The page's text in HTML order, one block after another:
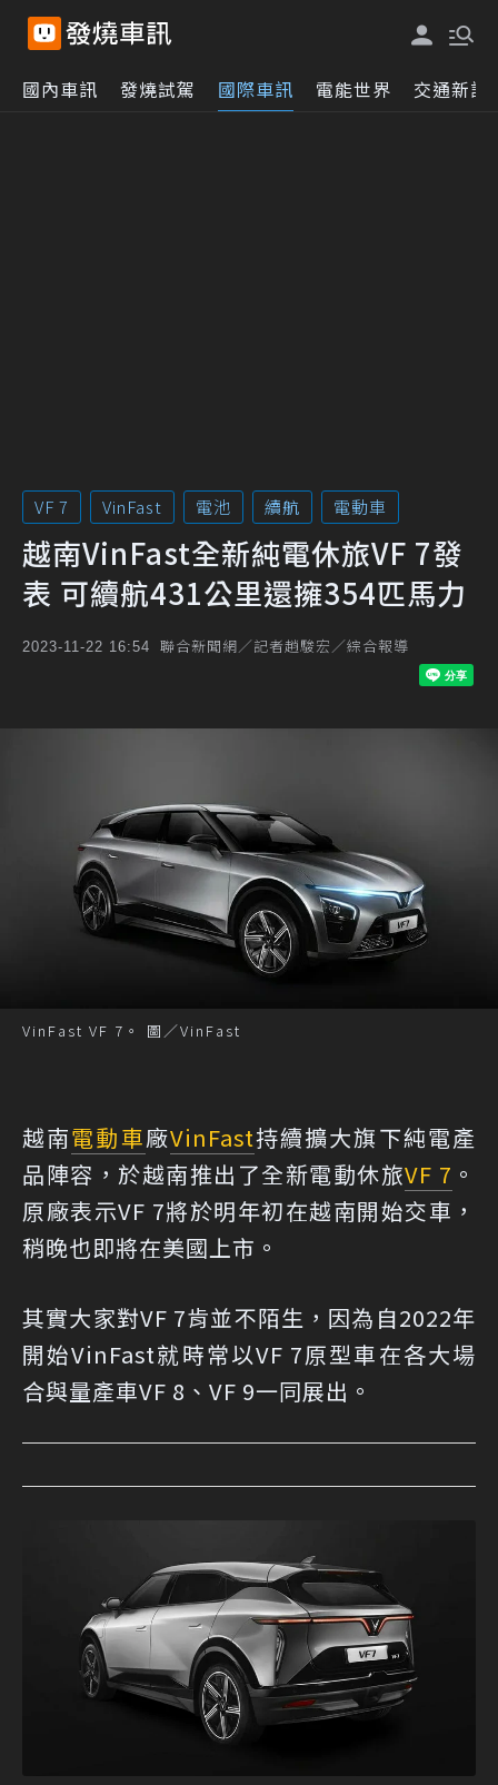
國內車訊 發燒試駕 國際車訊 電能世界 交通新訊
VF 7 VinFast 電池 續航 電動車
越南VinFast全新純電休旅VF 7發
表 可續航431公里還擁354匹馬力
2023-11-22 16:54 聯合新聞網／記者趙駿宏／綜合報導
VinFast VF 7。 圖／VinFast
越南電動車廠VinFast持續擴大旗下純電產
品陣容，於越南推出了全新電動休旅VF 7 。
原廠表示VF 7將於明年初在越南開始交車，
稍晚也即將在美國上市。
其實大家對VF 7肯並不陌生，因為自2022年
開始VinFast就時常以VF 7原型車在各大場
合與量產車VF 8、VF 9一同展出。